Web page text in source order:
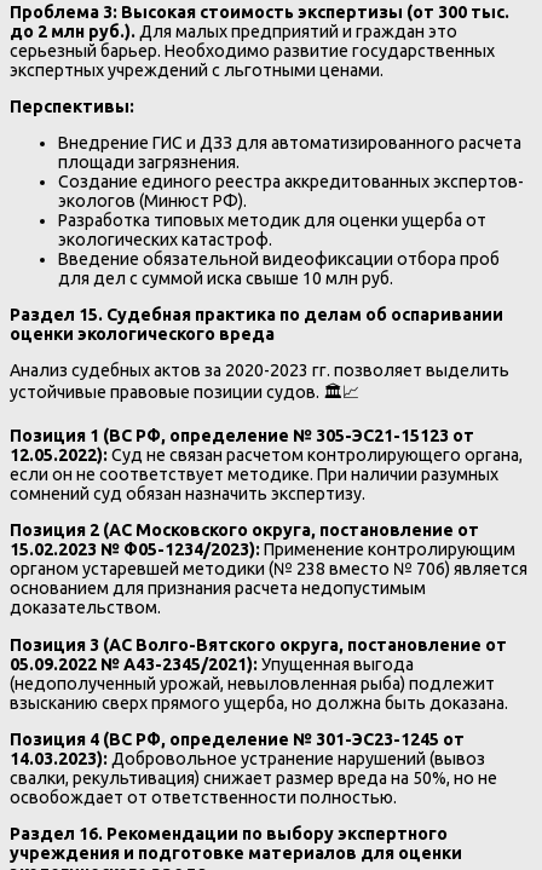
Проблема 3: Высокая стоимость экспертизы (от 300 тыс.
до 2 млн руб.). Для малых предприятий и граждан это
серьезный барьер. Необходимо развитие государственных
экспертных учреждений с льготными ценами.
Перспективы:
Внедрение ГИС и ДЗЗ для автоматизированного расчета
площади загрязнения.
Создание единого реестра аккредитованных экспертов-
экологов (Минюст РФ).
Разработка типовых методик для оценки ущерба от
экологических катастроф.
Введение обязательной видеофиксации отбора проб
для дел с суммой иска свыше 10 млн руб.
Раздел 15. Судебная практика по делам об оспаривании
оценки экологического вреда
Анализ судебных актов за 2020-2023 гг. позволяет выделить
устойчивые правовые позиции судов. 🏛️📈
Позиция 1 (ВС РФ, определение № 305-ЭС21-15123 от
12.05.2022):Суд не связан расчетом контролирующего органа,
если он не соответствует методике. При наличии разумных
сомнений суд обязан назначить экспертизу.
Позиция 2 (АС Московского округа, постановление от
15.02.2023 № Ф05-1234/2023):Применение контролирующим
органом устаревшей методики (№ 238 вместо № 706) является
основанием для признания расчета недопустимым
доказательством.
Позиция 3 (АС Волго-Вятского округа, постановление от
05.09.2022 № А43-2345/2021):Упущенная выгода
(недополученный урожай, невыловленная рыба) подлежит
взысканию сверх прямого ущерба, но должна быть доказана.
Позиция 4 (ВС РФ, определение № 301-ЭС23-1245 от
14.03.2023): Добровольное устранение нарушений (вывоз
свалки, рекультивация) снижает размер вреда на 50%, но не
освобождает от ответственности полностью.
Раздел 16. Рекомендации по выбору экспертного
учреждения и подготовке материалов для оценки